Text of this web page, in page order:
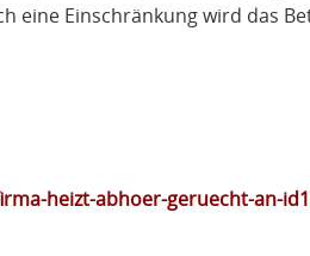
eine Einschränkung wird das
heizt-abhoer-geruecht-an-